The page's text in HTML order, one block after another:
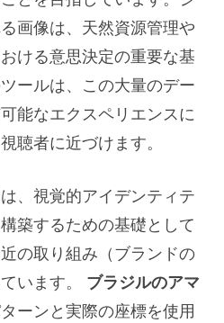
画像は、天然資源管理や
ける意思決定の重要な基
ールは、この大量のデー
能なエクスペリエンスに
聴者に近づけます。
、視覚的アイデンティテ
築するための基礎として
の取り組み（ブランドの
います。 ブラジルのアマ
ーンと実際の座標を使用